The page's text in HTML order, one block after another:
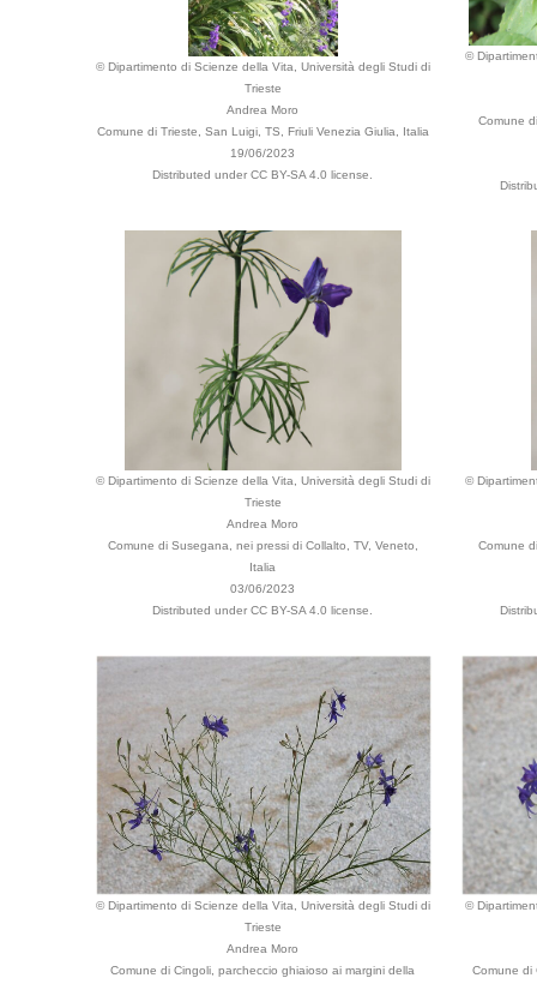
© Dipartimento di Scienze della Vita, Università degli Studi di
Trieste
Andrea Moro
Comune di Trieste, San Luigi, TS, Friuli Venezia Giulia, Italia
19/06/2023
Distributed under CC BY-SA 4.0 license.
©
Comune
© Dipartimento di Scienze della Vita, Università degli Studi di
Trieste
Andrea Moro
Comune di Susegana, nei pressi di Collalto, TV, Veneto,
Italia
03/06/2023
Distributed under CC BY-SA 4.0 license.
©
Comune
© Dipartimento di Scienze della Vita, Università degli Studi di
Trieste
Andrea Moro
Comune di Cingoli, parcheccio ghiaioso ai margini della
©
Comune di